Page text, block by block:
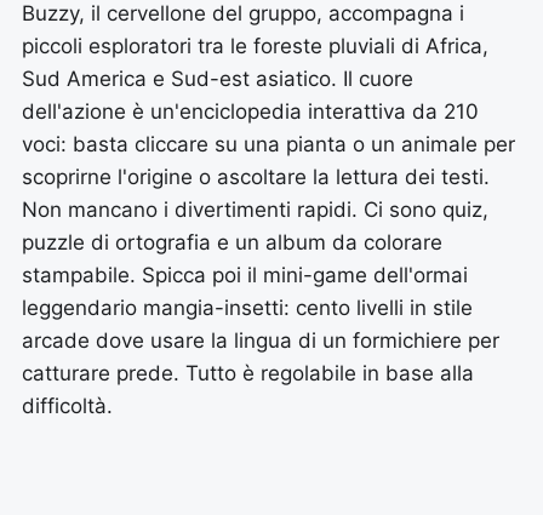
Buzzy, il cervellone del gruppo, accompagna i
piccoli esploratori tra le foreste pluviali di Africa,
Sud America e Sud-est asiatico. Il cuore
dell'azione è un'enciclopedia interattiva da 210
voci: basta cliccare su una pianta o un animale per
scoprirne l'origine o ascoltare la lettura dei testi.
Non mancano i divertimenti rapidi. Ci sono quiz,
puzzle di ortografia e un album da colorare
stampabile. Spicca poi il mini-game dell'ormai
leggendario mangia-insetti: cento livelli in stile
arcade dove usare la lingua di un formichiere per
catturare prede. Tutto è regolabile in base alla
difficoltà.